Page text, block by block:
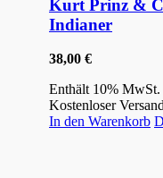
Kurt Prinz &
Indianer
38,00 €
Enthält 10% MwSt.
Kostenloser Versand
In den Warenkorb